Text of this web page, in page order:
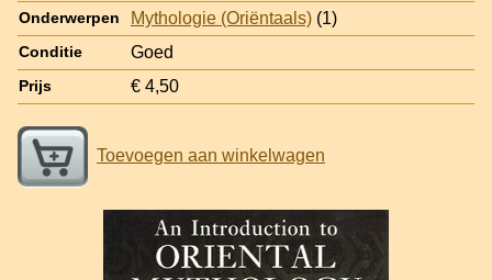
Onderwerpen Mythologie (Oriëntaals) (1)
Conditie Goed
Prijs € 4,50
Toevoegen aan winkelwagen